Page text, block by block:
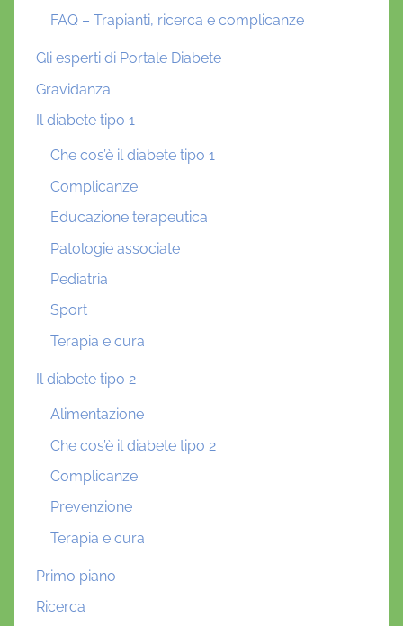
FAQ – Trapianti, ricerca e complicanze
Gli esperti di Portale Diabete
Gravidanza
Il diabete tipo 1
Che cos’è il diabete tipo 1
Complicanze
Educazione terapeutica
Patologie associate
Pediatria
Sport
Terapia e cura
Il diabete tipo 2
Alimentazione
Che cos’è il diabete tipo 2
Complicanze
Prevenzione
Terapia e cura
Primo piano
Ricerca